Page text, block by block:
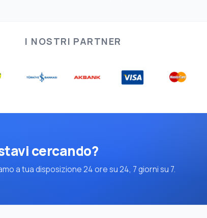
I NOSTRI PARTNER
cercando?
a tua disposizione 24 ore su 24, 7 giorni su 7.